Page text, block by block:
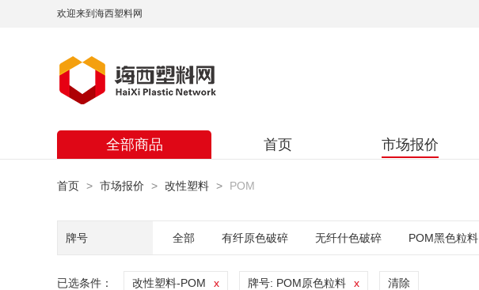
欢迎来到海西塑料网
首页 市场报价
全部商品
首页 市场报价 改性塑料 POM
牌号 全部 有纤原色破碎 无纤什色破碎 POM黑色粒料
已选条件： 改性塑料-POM 牌号: POM原色粒料 清除